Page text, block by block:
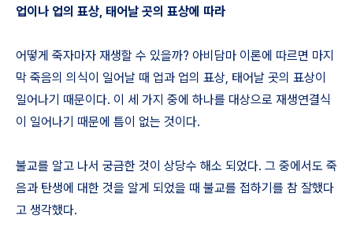
업이나 업의 표상, 태어날 곳의 표상에 따라
어떻게 죽자마자 재생할 수 있을까? 아비담마 이론에 따르면 마지
막 죽음의 의식이 일어날 때 업과 업의 표상, 태어날 곳의 표상이
일어나기 때문이다. 이 세 가지 중에 하나를 대상으로 재생연결식
이 일어나기 때문에 틈이 없는 것이다.
불교를 알고 나서 궁금한 것이 상당수 해소 되었다. 그 중에서도 죽
음과 탄생에 대한 것을 알게 되었을 때 불교를 접하기를 참 잘했다
고 생각했다.